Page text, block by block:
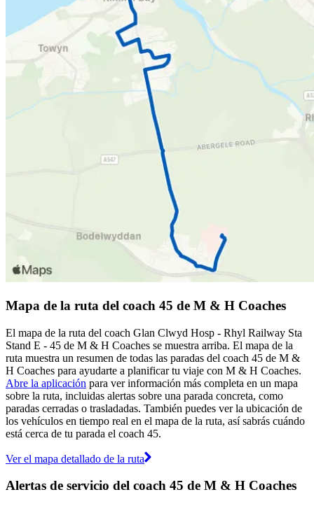
Mapa de la ruta del coach 45 de M & H Coaches
El mapa de la ruta del coach Glan Clwyd Hosp - Rhyl Railway Sta
Stand E - 45 de M & H Coaches se muestra arriba. El mapa de la
ruta muestra un resumen de todas las paradas del coach 45 de M &
H Coaches para ayudarte a planificar tu viaje con M & H Coaches.
Abre la aplicación para ver información más completa en un mapa
sobre la ruta, incluidas alertas sobre una parada concreta, como
paradas cerradas o trasladadas. También puedes ver la ubicación de
los vehículos en tiempo real en el mapa de la ruta, así sabrás cuándo
está cerca de tu parada el coach 45.
Ver el mapa detallado de la ruta
Alertas de servicio del coach 45 de M & H Coaches